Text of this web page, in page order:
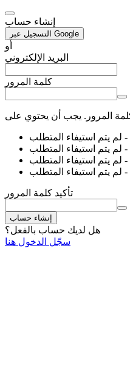
إنشاء حساب
التسجيل عبر Google
أو
البريد الإلكتروني
كلمة المرور
- لم يتم استيفاء المتطلب
- لم يتم استيفاء المتطلب
- لم يتم استيفاء المتطلب
- لم يتم استيفاء المتطلب
تأكيد كلمة المرور
إنشاء حساب
هل لديك حساب بالفعل؟
سجّل الدخول هنا